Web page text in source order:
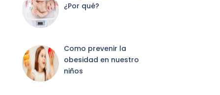
¿Por qué?
Como prevenir la
obesidad en nuestro
niños